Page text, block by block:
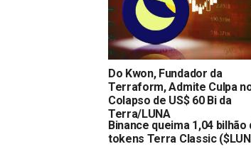
Do Kwon, Fundador da
Terraform, Admite Culpa
Colapso de US$ 60 Bi da
Terra/LUNA
Binance queima 1,04 bilhão
tokens Terra Classic